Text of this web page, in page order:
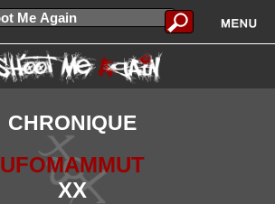
CHRONIQUE
UFOMAMMUT
XX